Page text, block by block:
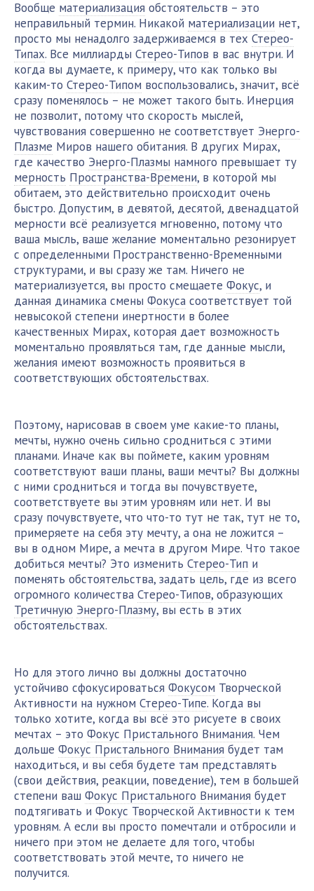
Вообще материализация обстоятельств – это
неправильный термин. Никакой материализации нет,
просто мы ненадолго задерживаемся в тех Стерео-
Типах. Все миллиарды Стерео-Типов в вас внутри. И
когда вы думаете, к примеру, что как только вы
каким-то Стерео-Типом воспользовались, значит, всё
сразу поменялось – не может такого быть. Инерция
не позволит, потому что скорость мыслей,
чувствования совершенно не соответствует Энерго-
Плазме Миров нашего обитания. В других Мирах,
где качество Энерго-Плазмы намного превышает ту
мерность Пространства-Времени, в которой мы
обитаем, это действительно происходит очень
быстро. Допустим, в девятой, десятой, двенадцатой
мерности всё реализуется мгновенно, потому что
ваша мысль, ваше желание моментально резонирует
с определенными Пространственно-Временными
структурами, и вы сразу же там. Ничего не
материализуется, вы просто смещаете Фокус, и
данная динамика смены Фокуса соответствует той
невысокой степени инертности в более
качественных Мирах, которая дает возможность
моментально проявляться там, где данные мысли,
желания имеют возможность проявиться в
соответствующих обстоятельствах.
Поэтому, нарисовав в своем уме какие-то планы,
мечты, нужно очень сильно сродниться с этими
планами. Иначе как вы поймете, каким уровням
соответствуют ваши планы, ваши мечты? Вы должны
с ними сродниться и тогда вы почувствуете,
соответствуете вы этим уровням или нет. И вы
сразу почувствуете, что что-то тут не так, тут не то,
примеряете на себя эту мечту, а она не ложится –
вы в одном Мире, а мечта в другом Мире. Что такое
добиться мечты? Это изменить Стерео-Тип и
поменять обстоятельства, задать цель, где из всего
огромного количества Стерео-Типов, образующих
Третичную Энерго-Плазму, вы есть в этих
обстоятельствах.
Но для этого лично вы должны достаточно
устойчиво сфокусироваться Фокусом Творческой
Активности на нужном Стерео-Типе. Когда вы
только хотите, когда вы всё это рисуете в своих
мечтах – это Фокус Пристального Внимания. Чем
дольше Фокус Пристального Внимания будет там
находиться, и вы себя будете там представлять
(свои действия, реакции, поведение), тем в большей
степени ваш Фокус Пристального Внимания будет
подтягивать и Фокус Творческой Активности к тем
уровням. А если вы просто помечтали и отбросили и
ничего при этом не делаете для того, чтобы
соответствовать этой мечте, то ничего не
получится.